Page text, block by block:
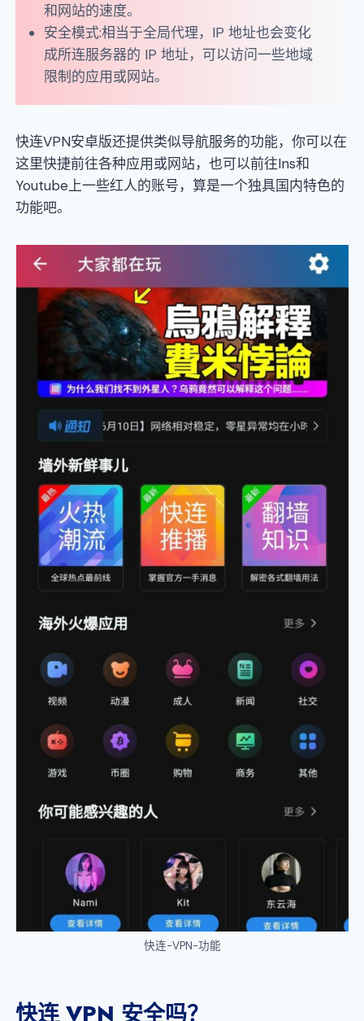
和网站的速度。
安全模式:相当于全局代理，IP 地址也会变化
成所连服务器的 IP 地址，可以访问一些地域
限制的应用或网站。
快连VPN安卓版还提供类似导航服务的功能，你可以在
这里快捷前往各种应用或网站，也可以前往Ins和
Youtube上一些红人的账号，算是一个独具国内特色的
功能吧。
快连-VPN-功能
快连 VPN 安全吗？